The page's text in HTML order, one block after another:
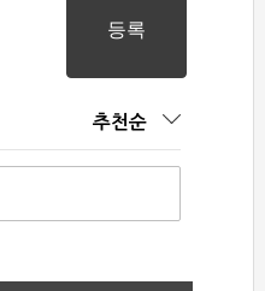
추천순